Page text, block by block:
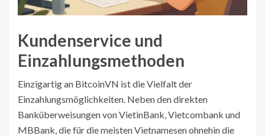
Kundenservice und
Einzahlungsmethoden
Einzigartig an BitcoinVN ist die Vielfalt der
Einzahlungsmöglichkeiten. Neben den direkten
Banküberweisungen von VietinBank, Vietcombank und
MBBank, die für die meisten Vietnamesen ohnehin die